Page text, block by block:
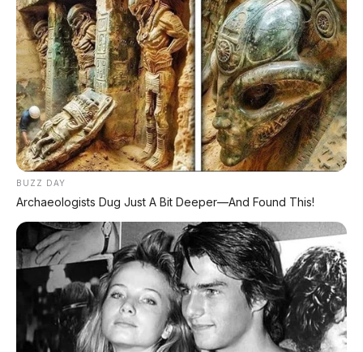
AMBIL PROMO >
DIJUAL MOBIL BEKAS DENPASAR
DIJUAL: Suzuki Swift GX 2013 Manual – Hitam
Legam, Low KM 100 Ribu, Pajak Panjang!
DIJUAL: Nissan Serena HWS Matic 2017 –
Kondisi Istimewa, Hanya 68.000 KM! Siap Pakai
di Denpasar
DIJUAL: Mitsubishi Xpander Ultimate 2023
Matic – Surat Bali, KM 44.000, Pajak Panjang!
BUZZ DAY
Archaeologists Dug Just A Bit Deeper—And Found This!